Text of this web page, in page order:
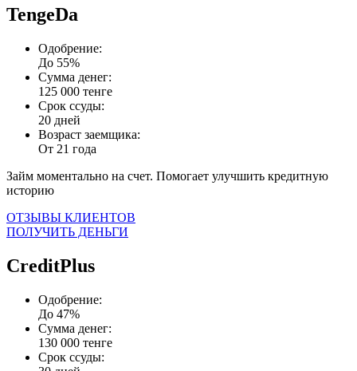
TengeDa
Одобрение:
До 55%
Сумма денег:
125 000 тенге
Срок ссуды:
20 дней
Возраст заемщика:
От 21 года
Займ моментально на счет. Помогает улучшить кредитную
историю
ОТЗЫВЫ КЛИЕНТОВ
ПОЛУЧИТЬ ДЕНЬГИ
CreditPlus
Одобрение:
До 47%
Сумма денег:
130 000 тенге
Срок ссуды: